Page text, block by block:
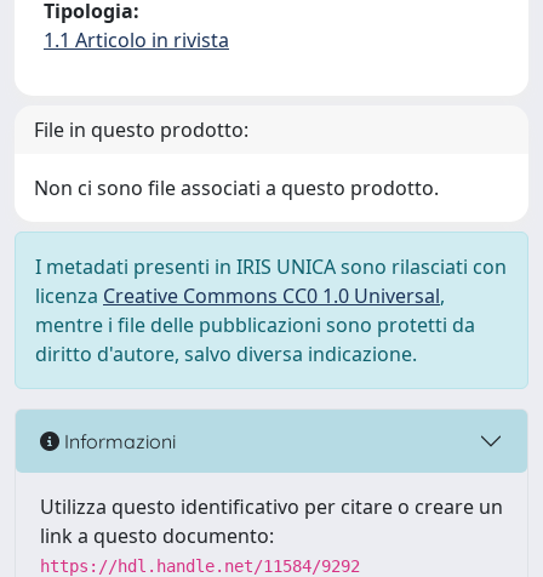
Tipologia:
1.1 Articolo in rivista
File in questo prodotto:
Non ci sono file associati a questo prodotto.
I metadati presenti in IRIS UNICA sono rilasciati con
licenza Creative Commons CC0 1.0 Universal,
mentre i file delle pubblicazioni sono protetti da
diritto d'autore, salvo diversa indicazione.
Informazioni
Utilizza questo identificativo per citare o creare un
link a questo documento:
https://hdl.handle.net/11584/9292